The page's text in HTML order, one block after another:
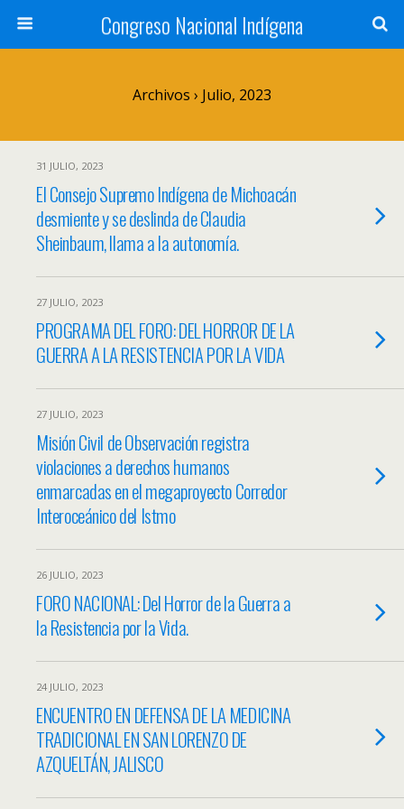
Congreso Nacional Indígena
Archivos › Julio, 2023
31 JULIO, 2023
El Consejo Supremo Indígena de Michoacán
desmiente y se deslinda de Claudia
Sheinbaum, llama a la autonomía.
27 JULIO, 2023
PROGRAMA DEL FORO: DEL HORROR DE LA
GUERRA A LA RESISTENCIA POR LA VIDA
27 JULIO, 2023
Misión Civil de Observación registra
violaciones a derechos humanos
enmarcadas en el megaproyecto Corredor
Interoceánico del Istmo
26 JULIO, 2023
FORO NACIONAL: Del Horror de la Guerra a
la Resistencia por la Vida.
24 JULIO, 2023
ENCUENTRO EN DEFENSA DE LA MEDICINA
TRADICIONAL EN SAN LORENZO DE
AZQUELTÁN, JALISCO